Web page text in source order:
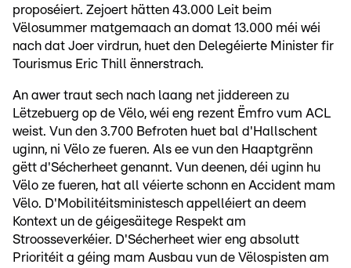
proposéiert. Zejoert hätten 43.000 Leit beim
Vëlosummer matgemaach an domat 13.000 méi wéi
nach dat Joer virdrun, huet den Delegéierte Minister fir
Tourismus Eric Thill ënnerstrach.
An awer traut sech nach laang net jiddereen zu
Lëtzebuerg op de Vëlo, wéi eng rezent Ëmfro vum ACL
weist. Vun den 3.700 Befroten huet bal d'Hallschent
uginn, ni Vëlo ze fueren. Als ee vun den Haaptgrënn
gëtt d'Sécherheet genannt. Vun deenen, déi uginn hu
Vëlo ze fueren, hat all véierte schonn en Accident mam
Vëlo. D'Mobilitéitsministesch appelléiert an deem
Kontext un de géigesäitege Respekt am
Stroosseverkéier. D'Sécherheet wier eng absolutt
Prioritéit a géing mam Ausbau vun de Vëlospisten am